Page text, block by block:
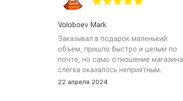
Voloboev Mark
Заказывал в подарок маленький
объем, пришло быстро и целым по
почте, но само отношение магазина
слегка оказалось неприятным.
Сначала обещали связться, но
22 апреля 2024